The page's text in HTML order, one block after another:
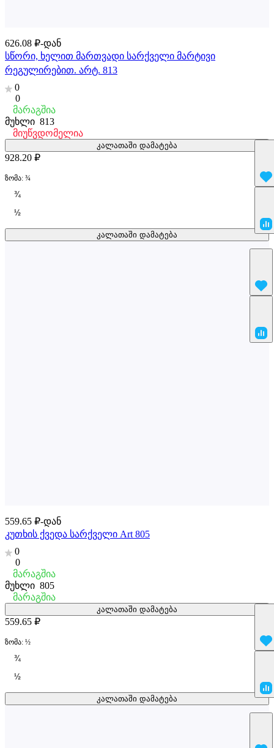
626.08 ₽-დან
სწორი, ხელით მართვადი სარქველი მარტივი
რეგულირებით. არტ. 813
0
0
მარაგშია
მუხლი 813
კალათაში დამატება
მიუწვდომელია
კალათაში დამატება
928.20 ₽
ზომა: ¾
¾
½
559.65 ₽-დან
კუთხის ქვედა სარქველი Art 805
0
0
მარაგშია
მუხლი 805
კალათაში დამატება
მარაგშია
კალათაში დამატება
559.65 ₽
ზომა: ½
¾
½